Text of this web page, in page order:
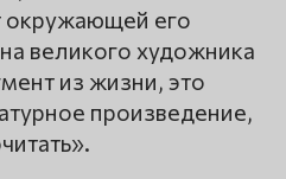
окружающей его
великого художника
из жизни, это
произведение,